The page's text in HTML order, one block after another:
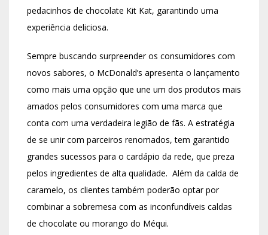
pedacinhos de chocolate Kit Kat, garantindo uma
experiência deliciosa.
Sempre buscando surpreender os consumidores com
novos sabores, o McDonald’s apresenta o lançamento
como mais uma opção que une um dos produtos mais
amados pelos consumidores com uma marca que
conta com uma verdadeira legião de fãs. A estratégia
de se unir com parceiros renomados, tem garantido
grandes sucessos para o cardápio da rede, que preza
pelos ingredientes de alta qualidade. Além da calda de
caramelo, os clientes também poderão optar por
combinar a sobremesa com as inconfundíveis caldas
de chocolate ou morango do Méqui.